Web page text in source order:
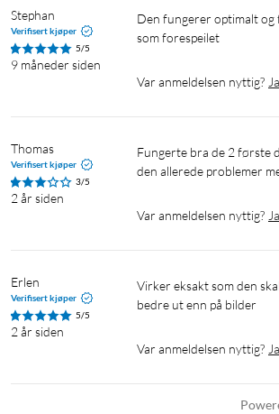
Stephan
Verifisert kjøper
5/5
9 måneder siden
Den fungerer optimalt og fargen er akkurat
Var anmeldelsen nyttig? Ja
Thomas
Verifisert kjøper
3/5
2 år siden
Fungerte bra de 2 første dagene, men så fikk
den allerede problemer
Var anmeldelsen nyttig? Ja
Erlen
Verifisert kjøper
5/5
2 år siden
Virker eksakt som den skal og den så enda
bedre ut enn på bilder
Var anmeldelsen nyttig? Ja